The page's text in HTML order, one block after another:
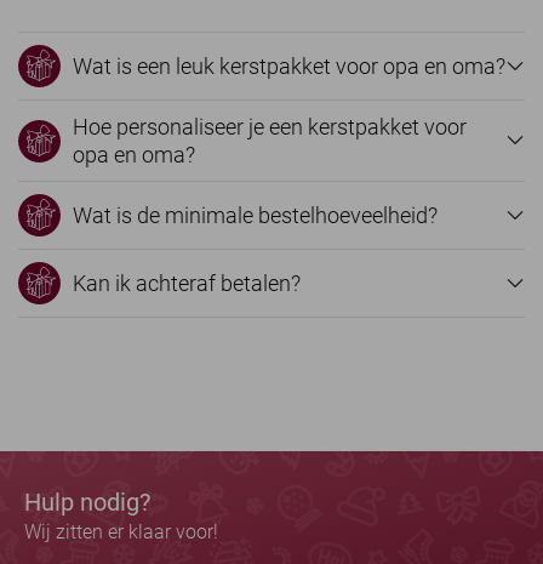
Wat is een leuk kerstpakket voor opa en oma?
Hoe personaliseer je een kerstpakket voor
opa en oma?
Wat is de minimale bestelhoeveelheid?
Kan ik achteraf betalen?
Hulp nodig?
Wij zitten er klaar voor!